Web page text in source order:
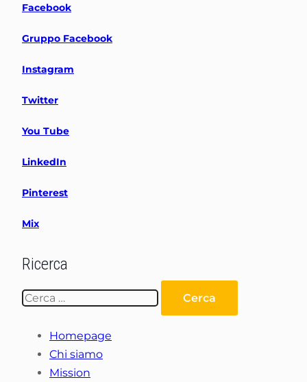
Facebook
Gruppo Facebook
Instagram
Twitter
You Tube
LinkedIn
Pinterest
Mix
Ricerca
Ricerca
per:
Homepage
Chi siamo
Mission